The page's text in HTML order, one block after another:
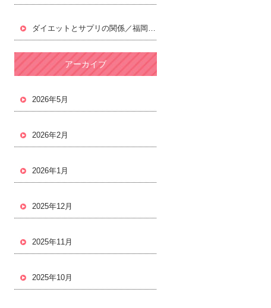
ダイエットとサプリの関係／福岡パーソナルトレーニングジムLifxc[ライフィクス]
アーカイブ
2026年5月
2026年2月
2026年1月
2025年12月
2025年11月
2025年10月